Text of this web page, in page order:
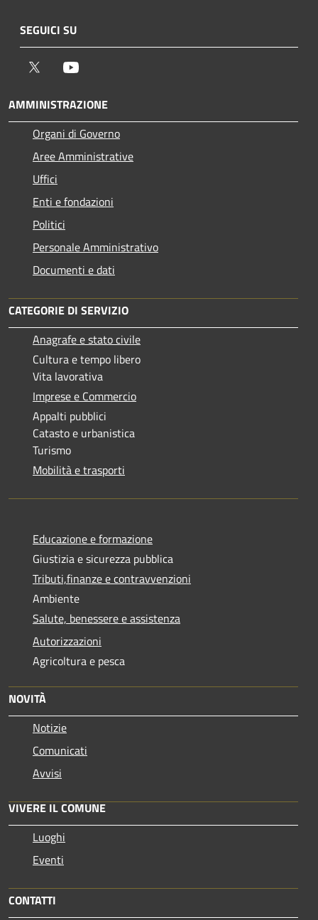
SEGUICI SU
Twitter
AMMINISTRAZIONE
Organi di Governo
Aree Amministrative
Uffici
Enti e fondazioni
Politici
Personale Amministrativo
Documenti e dati
CATEGORIE DI SERVIZIO
Anagrafe e stato civile
Cultura e tempo libero
Vita lavorativa
Imprese e Commercio
Appalti pubblici
Catasto e urbanistica
Turismo
Mobilità e trasporti
Educazione e formazione
Giustizia e sicurezza pubblica
Tributi,finanze e contravvenzioni
Ambiente
Salute, benessere e assistenza
Autorizzazioni
Agricoltura e pesca
NOVITÀ
Notizie
Comunicati
Avvisi
VIVERE IL COMUNE
Luoghi
Eventi
CONTATTI